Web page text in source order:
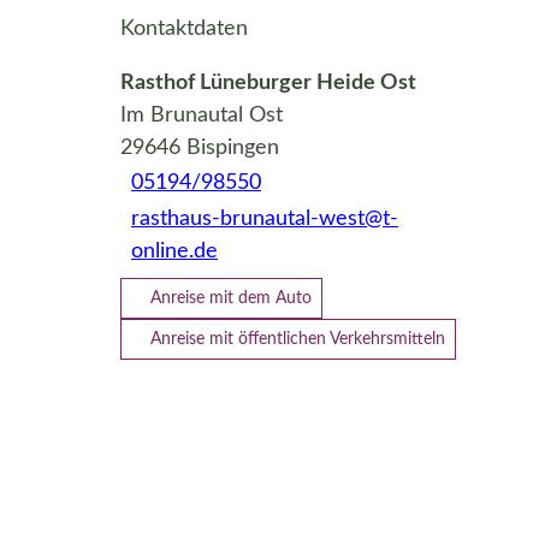
Kontaktdaten
Rasthof Lüneburger Heide Ost
Im Brunautal Ost
29646 Bispingen
05194/98550
rasthaus-brunautal-west@t-
online.de
Anreise mit dem Auto
Anreise mit öffentlichen Verkehrsmitteln